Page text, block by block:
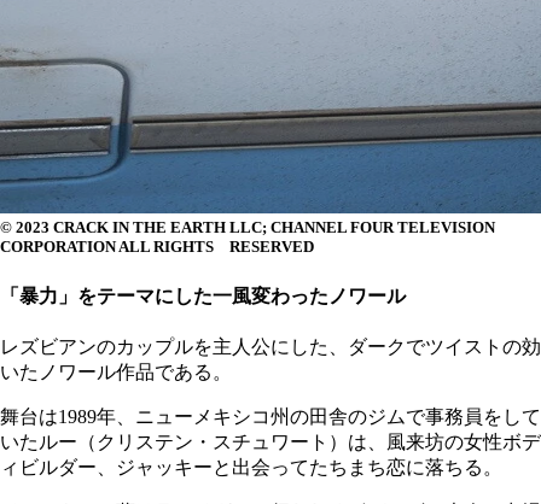
© 2023 CRACK IN THE EARTH LLC; CHANNEL FOUR TELEVISION
CORPORATION ALL RIGHTS RESERVED
「暴力」をテーマにした一風変わったノワール
レズビアンのカップルを主人公にした、ダークでツイストの効
いたノワール作品である。
舞台は1989年、ニューメキシコ州の田舎のジムで事務員をして
いたルー（クリステン・スチュワート）は、風来坊の女性ボデ
ィビルダー、ジャッキーと出会ってたちまち恋に落ちる。